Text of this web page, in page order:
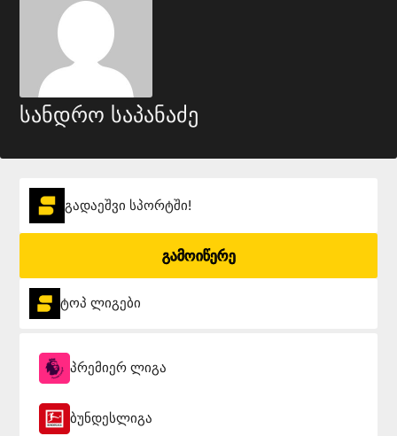
სანდრო საპანაძე
გადაეშვი სპორტში!
გამოიწერე
ტოპ ლიგები
პრემიერ ლიგა
ბუნდესლიგა